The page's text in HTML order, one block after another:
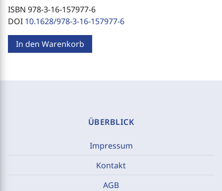
ISBN 978-3-16-157977-6
DOI 10.1628/978-3-16-157977-6
In den Warenkorb
ÜBERBLICK
Impressum
Kontakt
AGB